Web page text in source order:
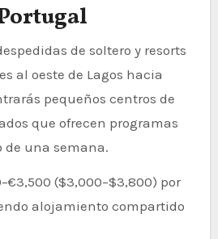
de soltero y resorts
al oeste de Lagos hacia
pequeños centros de
que ofrecen programas
de una semana.
($3,000–$3,800) por
alojamiento compartido